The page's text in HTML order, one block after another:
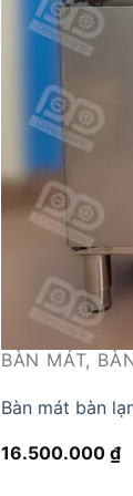
BÀN MÁT,
Bàn mát bàn
16.500.000 ₫